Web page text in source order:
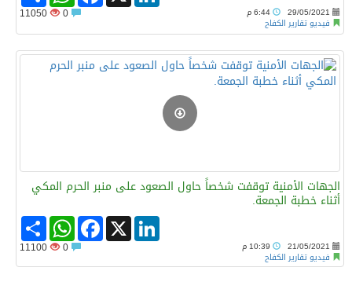
29/05/2021
فيديو تقارير الكفاح
11050
الجهات الأمنية توقفت شخصاً حاول الصعود على منبر الحرم المكي
أثناء خطبة الجمعة.
Share
WhatsAppFacebook X
LinkedIn
21/05/2021
فيديو تقارير الكفاح
11100